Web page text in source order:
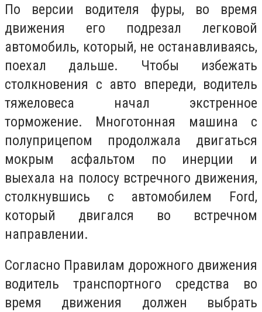
По версии водителя фуры, во время
движения его подрезал легковой
автомобиль, который, не останавливаясь,
поехал дальше. Чтобы избежать
столкновения с авто впереди, водитель
тяжеловеса начал экстренное
торможение. Многотонная машина с
полуприцепом продолжала двигаться
мокрым асфальтом по инерции и
выехала на полосу встречного движения,
столкнувшись с автомобилем Ford,
который двигался во встречном
направлении.
Согласно Правилам дорожного движения
водитель транспортного средства во
время движения должен выбрать